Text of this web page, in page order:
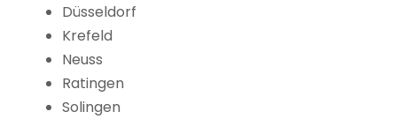
Düsseldorf
Krefeld
Neuss
Ratingen
Solingen